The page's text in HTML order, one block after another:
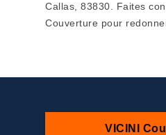
Callas, 83830. Faites
Couverture pour
VICINI